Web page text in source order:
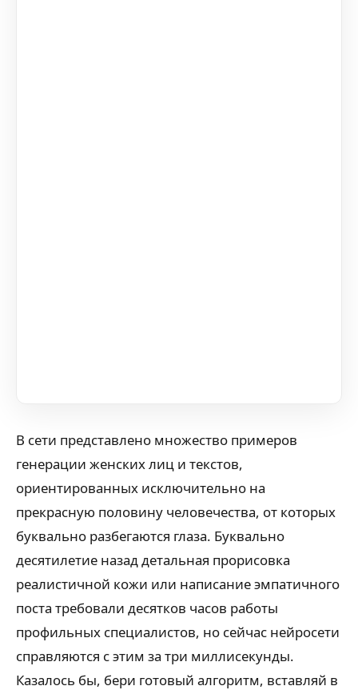
В сети представлено множество примеров
генерации женских лиц и текстов,
ориентированных исключительно на
прекрасную половину человечества, от которых
буквально разбегаются глаза. Буквально
десятилетие назад детальная прорисовка
реалистичной кожи или написание эмпатичного
поста требовали десятков часов работы
профильных специалистов, но сейчас нейросети
справляются с этим за три миллисекунды.
Казалось бы, бери готовый алгоритм, вставляй в